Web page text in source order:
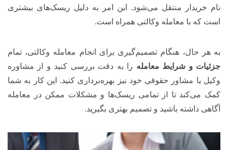
نام خریدار منتقل می‌شود. این امر به دلیل ریسک‌های بیشتری
است که با معامله وکالتی همراه است.
به هر حال، هنگام تصمیم‌گیری برای انجام معامله وکالتی، تمام
جزئیات و شرایط معامله را به دقت بررسی کنید و از مشاوره
وکیل یا مشاور حقوقی خود نیز بهره‌برداری کنید. این کار به شما
کمک می‌کند تا از تمامی ریسک‌ها و مشکلات ممکن در معامله
آگاهی داشته باشید و تصمیم بهتری بگیرید.